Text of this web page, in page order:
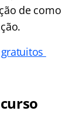
de como